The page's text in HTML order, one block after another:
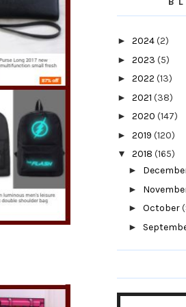
► 2024(2)
► 2023 (5)
► 2022 (13)
► 2021 (38)
► 2020 (147)
► 2019 (120)
▼ 2018 (165)
►
►
►October
►